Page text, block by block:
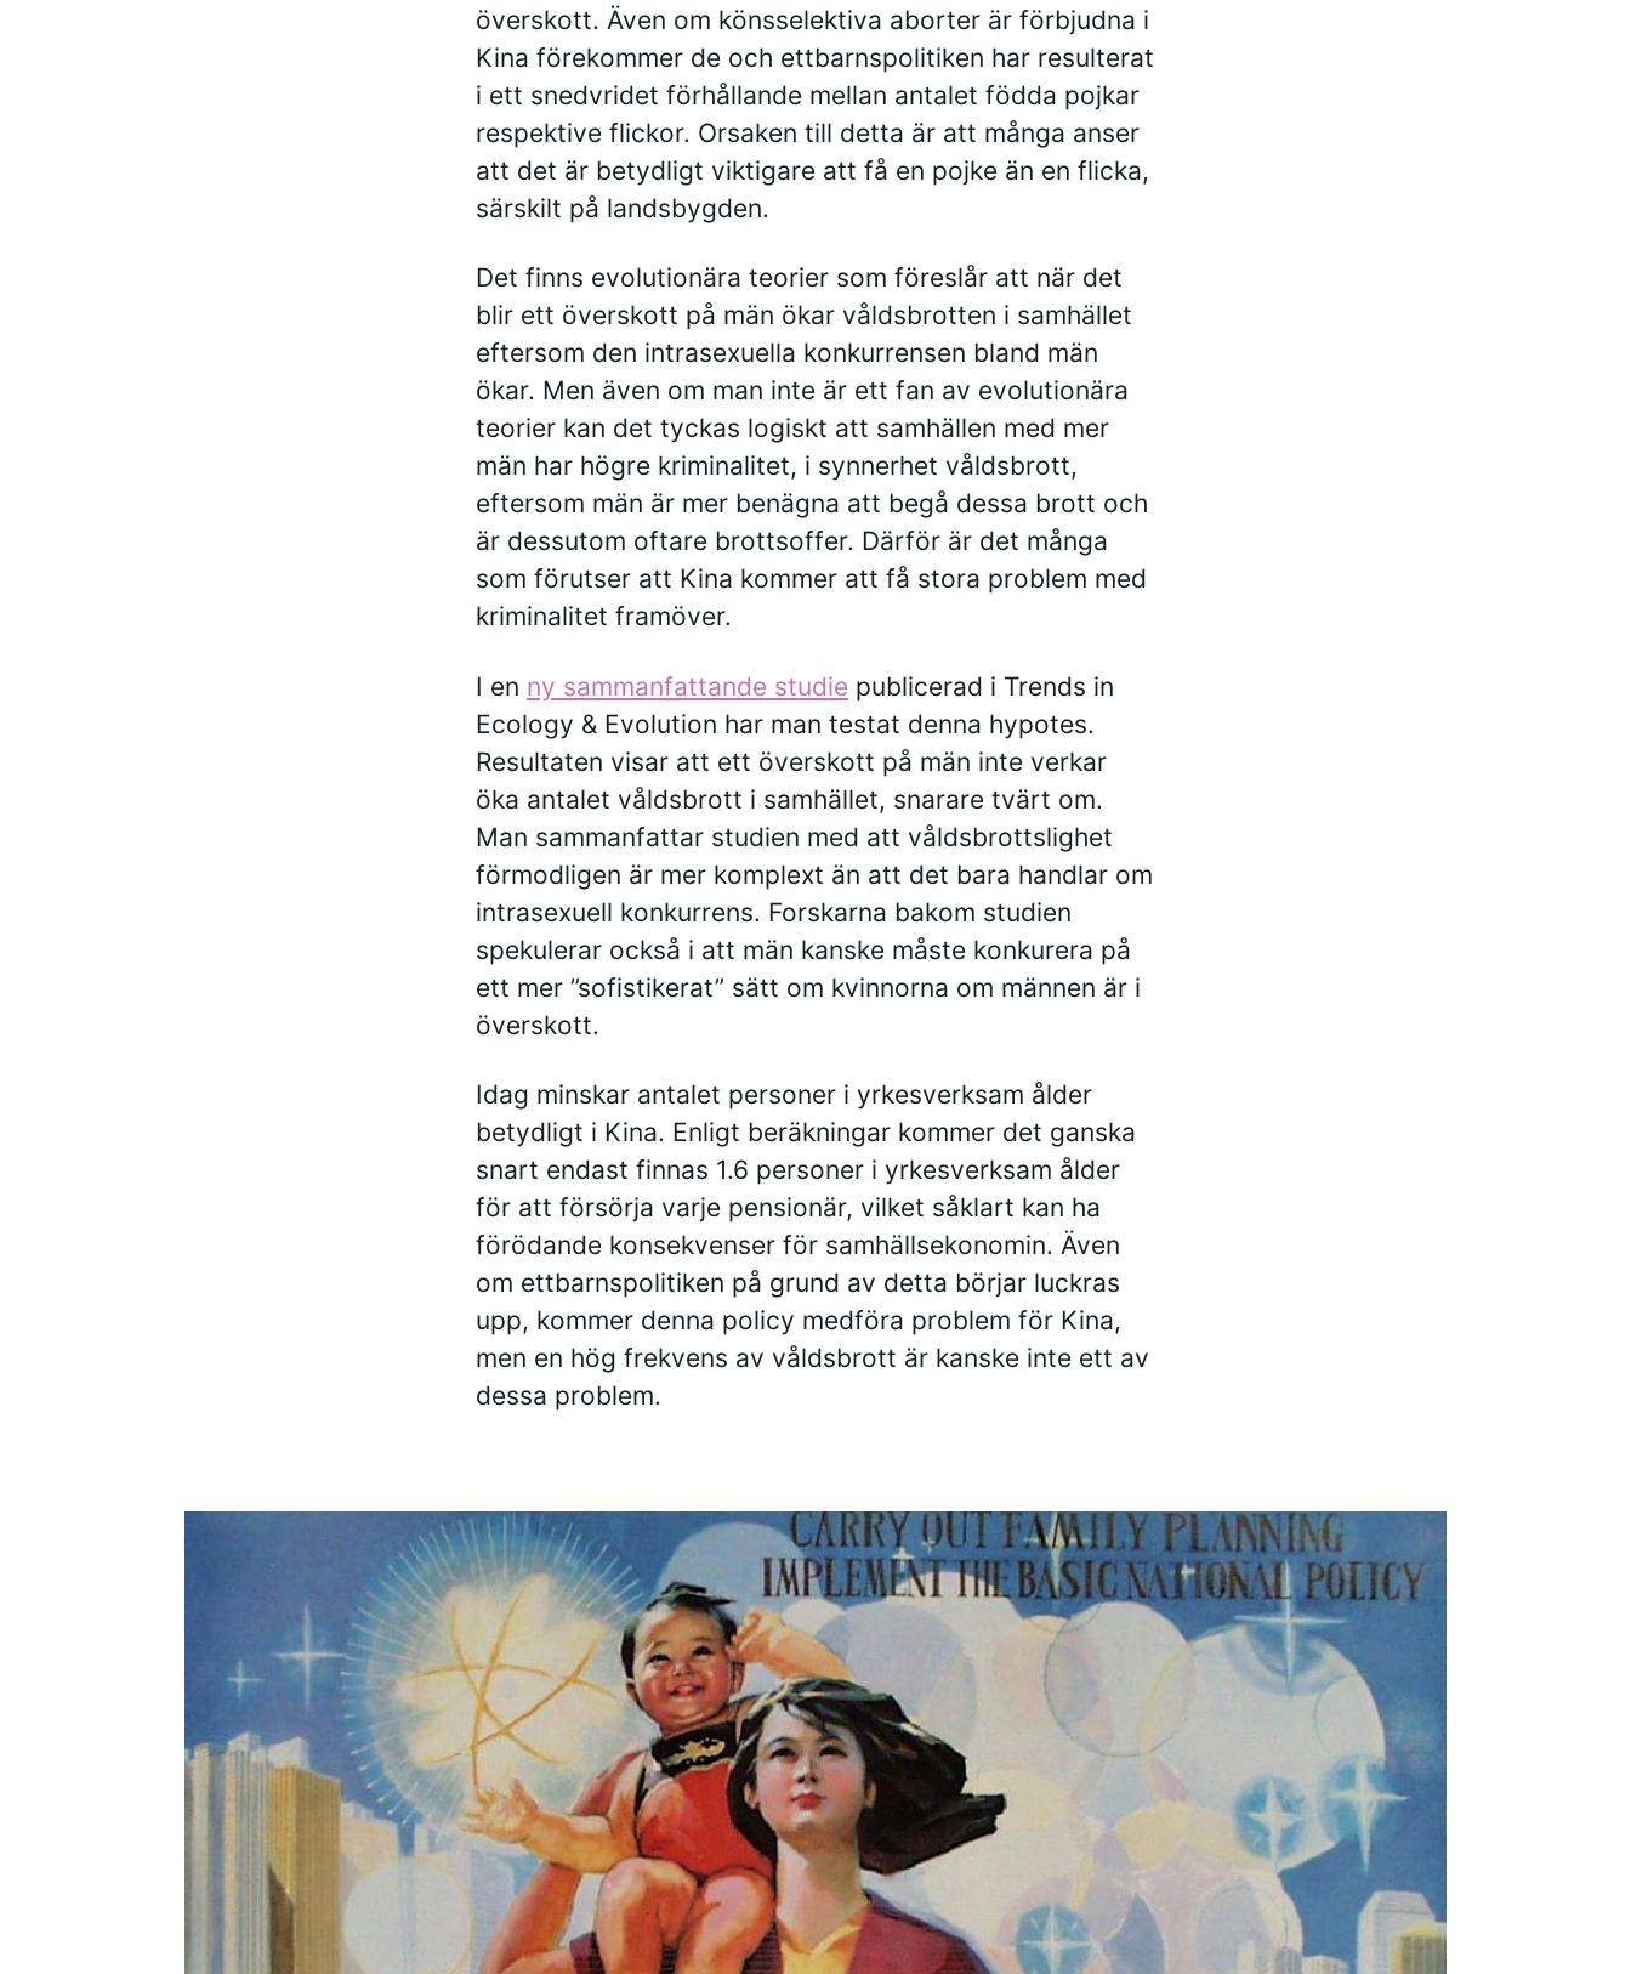
överskott. Även om könsselektiva aborter är förbjudna i
Kina förekommer de och ettbarnspolitiken har resulterat
i ett snedvridet förhållande mellan antalet födda pojkar
respektive flickor. Orsaken till detta är att många anser
att det är betydligt viktigare att få en pojke än en flicka,
särskilt på landsbygden.
Det finns evolutionära teorier som föreslår att när det
blir ett överskott på män ökar våldsbrotten i samhället
eftersom den intrasexuella konkurrensen bland män
ökar. Men även om man inte är ett fan av evolutionära
teorier kan det tyckas logiskt att samhällen med mer
män har högre kriminalitet, i synnerhet våldsbrott,
eftersom män är mer benägna att begå dessa brott och
är dessutom oftare brottsoffer. Därför är det många
som förutser att Kina kommer att få stora problem med
kriminalitet framöver.
I en ny sammanfattande studie publicerad i Trends in
Ecology & Evolution har man testat denna hypotes.
Resultaten visar att ett överskott på män inte verkar
öka antalet våldsbrott i samhället, snarare tvärt om.
Man sammanfattar studien med att våldsbrottslighet
förmodligen är mer komplext än att det bara handlar om
intrasexuell konkurrens. Forskarna bakom studien
spekulerar också i att män kanske måste konkurera på
ett mer ”sofistikerat” sätt om kvinnorna om männen är i
överskott.
Idag minskar antalet personer i yrkesverksam ålder
betydligt i Kina. Enligt beräkningar kommer det ganska
snart endast finnas 1.6 personer i yrkesverksam ålder
för att försörja varje pensionär, vilket såklart kan ha
förödande konsekvenser för samhällsekonomin. Även
om ettbarnspolitiken på grund av detta börjar luckras
upp, kommer denna policy medföra problem för Kina,
men en hög frekvens av våldsbrott är kanske inte ett av
dessa problem.